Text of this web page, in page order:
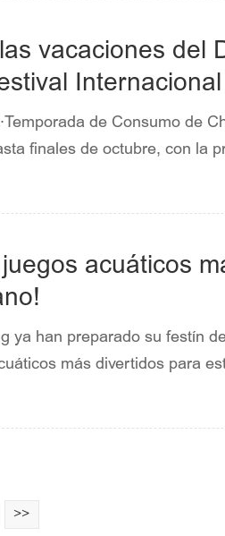
vacaciones del
de
de Consumo de
finales de octubre, con la
acuáticos
ya han preparado su festín
más divertidos para
>>